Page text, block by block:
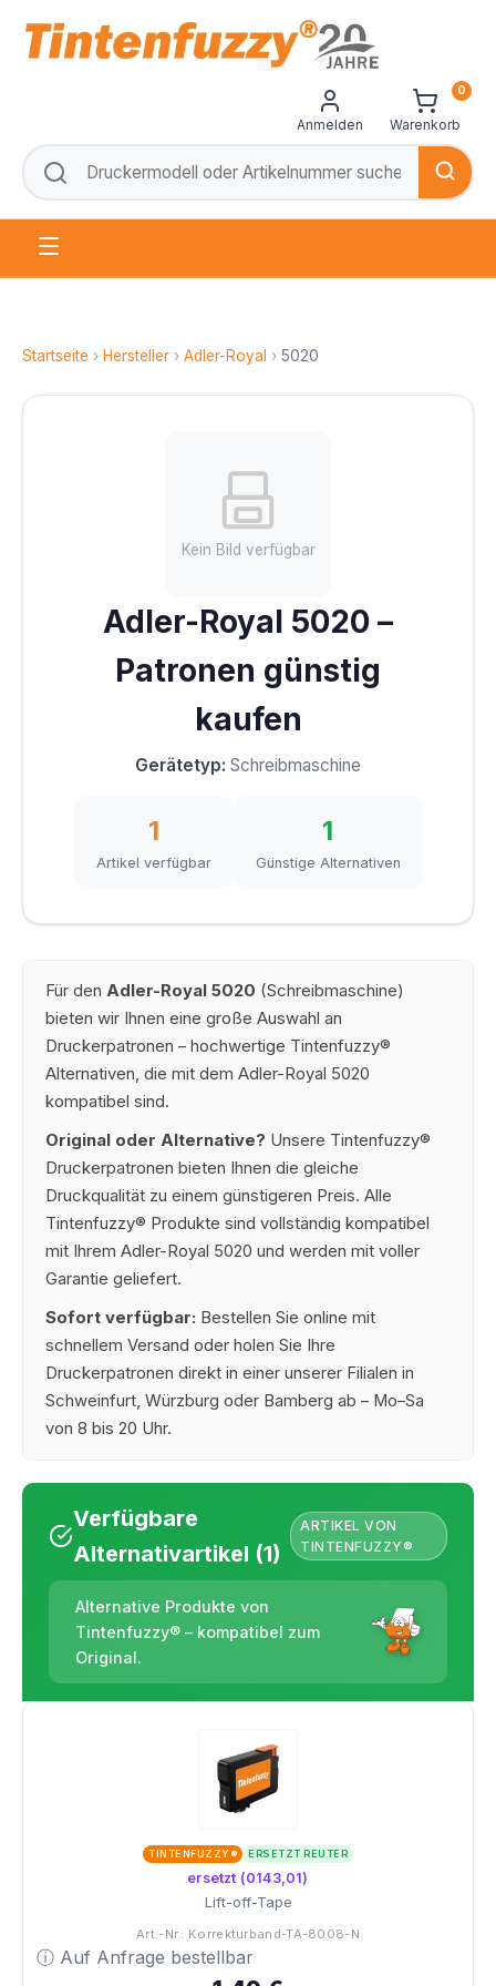
Anmelden Warenkorb
0
Startseite › Hersteller › Adler-Royal › 5020
Kein Bild verfügbar
Adler-Royal 5020 –
Patronen günstig
kaufen
Gerätetyp: Schreibmaschine
1
Artikel verfügbar
1
Günstige Alternativen
Für den Adler-Royal 5020 (Schreibmaschine)
bieten wir Ihnen eine große Auswahl an
Druckerpatronen – hochwertige Tintenfuzzy®
Alternativen, die mit dem Adler-Royal 5020
kompatibel sind.
Original oder Alternative? Unsere Tintenfuzzy®
Druckerpatronen bieten Ihnen die gleiche
Druckqualität zu einem günstigeren Preis. Alle
Tintenfuzzy® Produkte sind vollständig kompatibel
mit Ihrem Adler-Royal 5020 und werden mit voller
Garantie geliefert.
Sofort verfügbar: Bestellen Sie online mit
schnellem Versand oder holen Sie Ihre
Druckerpatronen direkt in einer unserer Filialen in
Schweinfurt, Würzburg oder Bamberg ab – Mo–Sa
von 8 bis 20 Uhr.
Verfügbare
Alternativartikel (1)
ARTIKEL VON
TINTENFUZZY®
Alternative Produkte von
Tintenfuzzy® – kompatibel zum
Original.
TINTENFUZZY® ERSETZT REUTER
ersetzt (0143,01)
Lift-off-Tape
Art.-Nr.: Korrekturband-TA-8008-N
ⓘ Auf Anfrage bestellbar